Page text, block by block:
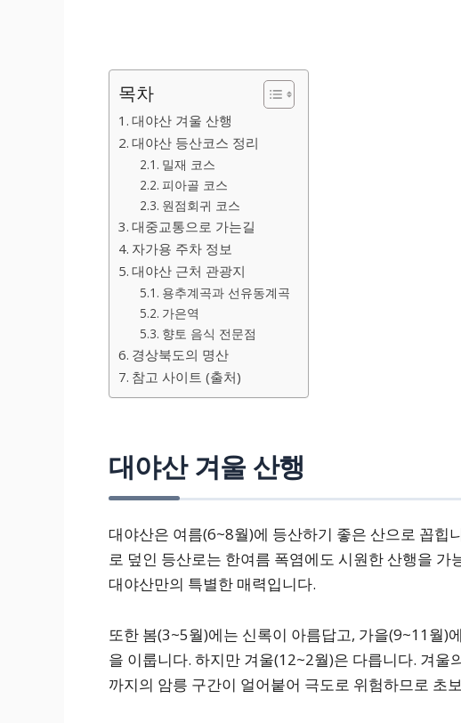
목차
대야산 겨울 산행
대야산 등산코스 정리
밀재 코스
피아골 코스
원점회귀 코스
대중교통으로 가는길
자가용 주차 정보
대야산 근처 관광지
용추계곡과 선유동계곡
가은역
향토 음식 전문점
경상북도의 명산
참고 사이트 (출처)
대야산 겨울 산행
대야산은 여름(6~8월)에 등산하기 좋은 산으로 꼽힙
로 덮인 등산로는 한여름 폭염에도 시원한 산행을
대야산만의 특별한 매력입니다.
또한 봄(3~5월)에는 신록이 아름답고, 가을(9~11월)
을 이룹니다. 하지만 겨울(12~2월)은 다릅니다. 겨
까지의 암릉 구간이 얼어붙어 극도로 위험하므로 초